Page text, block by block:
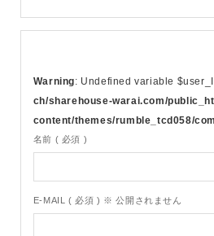
Warning : Undefined variable
ch/sharehouse-warai.com/
content/themes/rumble_tcd058/
名前 ( 必須 )
E-MAIL ( 必須 ) ※ 公開されません